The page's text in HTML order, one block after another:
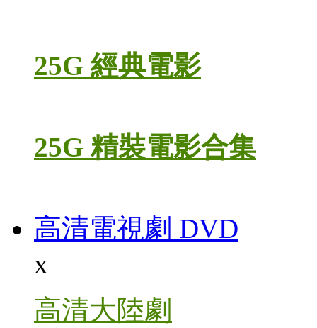
25G 經典電影
25G 精裝電影合集
高清電視劇 DVD
x
高清大陸劇